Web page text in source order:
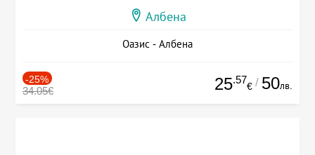
Албена
Оазис - Албена
-25%
34.05€ 25.57
€ / 50лв.